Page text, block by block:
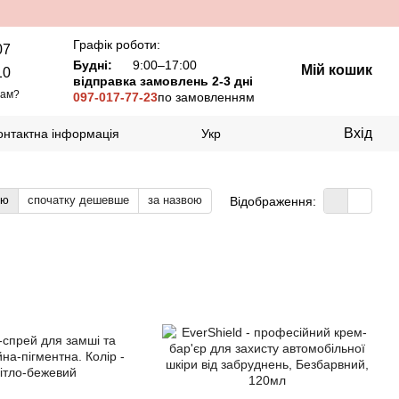
Графік роботи:
Будні:
9:00–17:00
відправка замовлень 2-3 дні
097-017-77-23по замовленням
Мій кошик
інформація Укр Вхід
спочатку дешевше за назвою Відображення: